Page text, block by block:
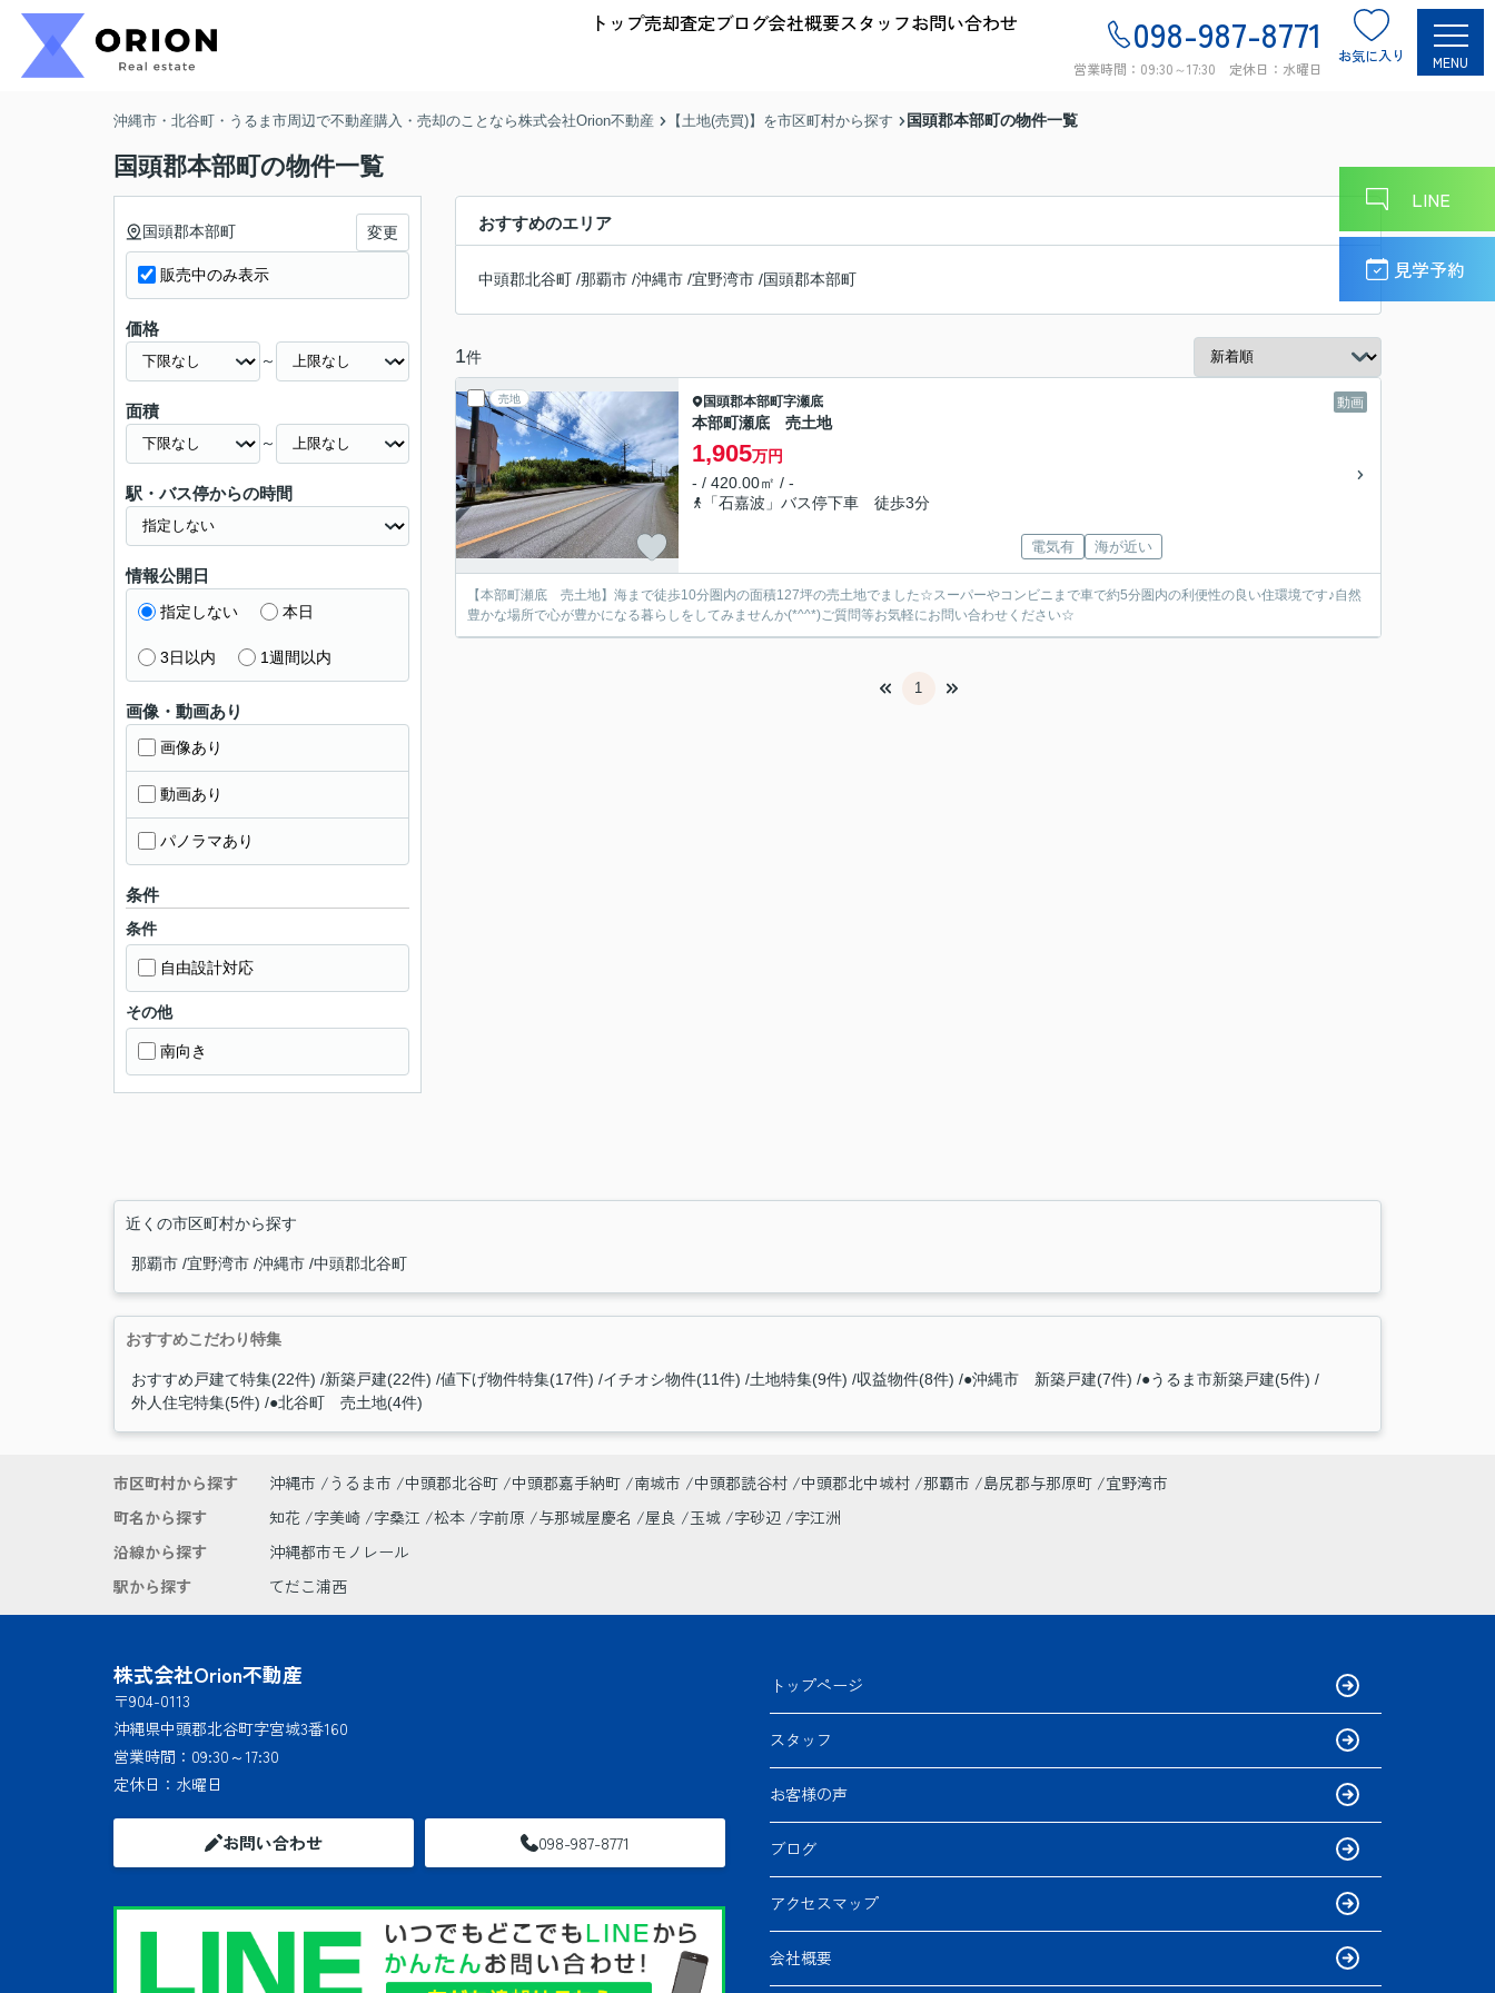
トップ売却査定ブログ会社概要スタッフお問い合わせ 098-987-8771
営業時間：09:30～17:30 定休日：水曜日
お気に入り MENU
LINE
見学予約
沖縄市・北谷町・うるま市周辺で不動産購入・売却のことなら株式会社Orion不動産 【土地(売買)】を市区町村から探す 国頭郡本部町の物件一覧
国頭郡本部町の物件一覧
おすすめのエリア
中頭郡北谷町 /那覇市 /沖縄市 /宜野湾市 /国頭郡本部町
1件
売地 動画
国頭郡本部町字瀬底
本部町瀬底 売土地
1,905万円
- / 420.00㎡ / -
「石嘉波」バス停下車 徒歩3分
電気有 海が近い
【本部町瀬底 売土地】海まで徒歩10分圏内の面積127坪の売土地でました☆スーパーやコンビニまで車で約5分圏内の利便性の良い住環境です♪自然
豊かな場所で心が豊かになる暮らしをしてみませんか(*^^*)ご質問等お気軽にお問い合わせください☆
1
国頭郡本部町 変更
販売中のみ表示
価格
～
面積
～
駅・バス停からの時間
情報公開日
指定しない 本日
3日以内 1週間以内
画像・動画あり
画像あり
動画あり
パノラマあり
条件
条件
自由設計対応
その他
南向き
近くの市区町村から探す
那覇市 宜野湾市 沖縄市 中頭郡北谷町
おすすめこだわり特集
おすすめ戸建て特集(22件) 新築戸建(22件) 値下げ物件特集(17件) イチオシ物件(11件) 土地特集(9件) 収益物件(8件) ●沖縄市 新築戸建(7件)
●うるま市新築戸建(5件)
外人住宅特集(5件)
●北谷町 売土地(4件)
市区町村から探す 沖縄市 うるま市 中頭郡北谷町 中頭郡嘉手納町 南城市 中頭郡読谷村 中頭郡北中城村 那覇市 島尻郡与那原町
宜野湾市
町名から探す
知花 字美崎 字桑江 松本 字前原 与那城屋慶名 屋良 玉城 字砂辺
字江洲
沿線から探す
沖縄都市モノレール
駅から探す
てだこ浦西
株式会社Orion不動産
〒904-0113
沖縄県中頭郡北谷町字宮城3番160
営業時間： 09:30～17:30
定休日： 水曜日
お問い合わせ 098-987-8771
トップページ
スタッフ
お客様の声
ブログ
アクセスマップ
会社概要